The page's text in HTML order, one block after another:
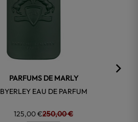
PARFUMS DE MARLY
BYERLEY EAU DE PARFUM
125,00 €250,00 €